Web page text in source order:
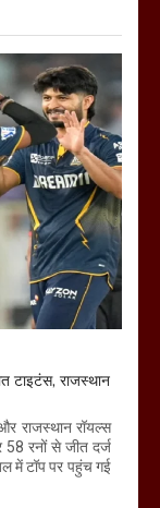
टाइटंस, राजस्थान
राजस्थान रॉयल्स
रनों से जीत दर्ज
में टॉप पर पहुंच गई